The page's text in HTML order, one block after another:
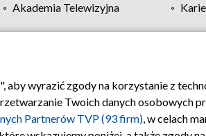
Akademia Telewizyjna
Regulamin TVP Polityka prywatności
aby wyrazić zgody na korzystanie z
Twoich danych osobowych
Partnerów TVP (93 firm), w celach